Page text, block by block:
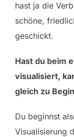
hast ja die
schöne,
geschickt.
Hast du beim
visualisiert,
gleich zu
Du beginnst
Visualisierung